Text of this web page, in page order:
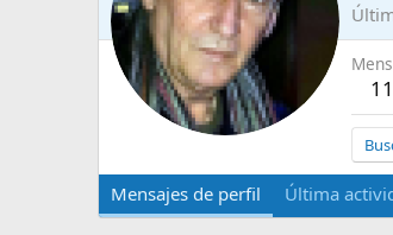
Mensajes de perfil Última